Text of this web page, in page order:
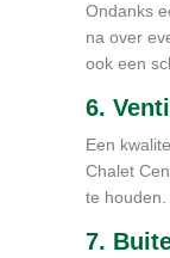
Ondanks
na over
ook een
6.
Een
Chalet
te houden.
7.